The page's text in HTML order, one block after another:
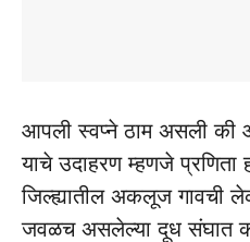
आपली स्वप्ने ठाम असली की
याचे उदाहरण म्हणजे प्रणिता
जिल्ह्यातील अकलूज गावची
जवळच असलेल्या दूध संघात